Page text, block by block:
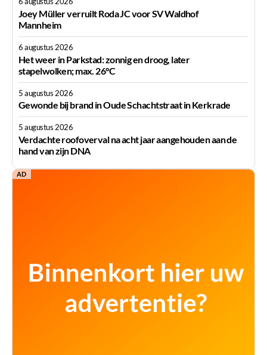
Joey Müller verruilt Roda JC voor SV Waldhof
Mannheim
6 augustus 2026
Het weer in Parkstad: zonnig en droog, later
stapelwolken; max. 26°C
5 augustus 2026
Gewonde bij brand in Oude Schachtstraat in Kerkrade
5 augustus 2026
Verdachte roofoverval na acht jaar aangehouden aan de
hand van zijn DNA
AD